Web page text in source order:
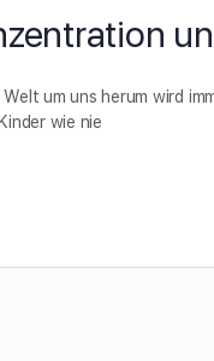
um uns herum wird
wie nie